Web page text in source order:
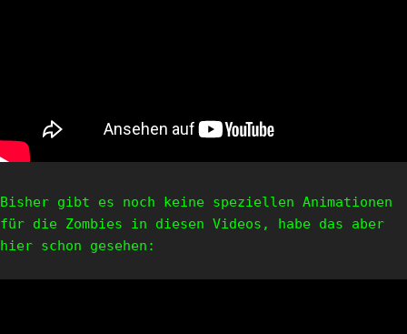
Bisher gibt es noch keine speziellen Animationen
für die Zombies in diesen Videos, habe das aber
hier schon gesehen: